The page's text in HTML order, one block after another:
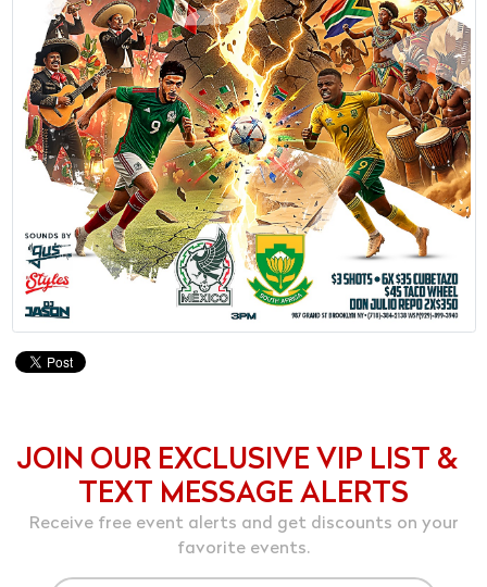
JOIN OUR EXCLUSIVE VIP LIST &
TEXT MESSAGE ALERTS
Receive free event alerts and get discounts on your
favorite events.